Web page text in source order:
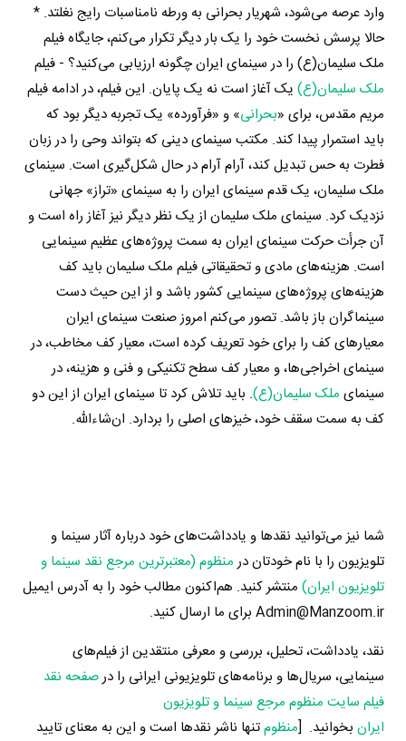
وارد عرصه می‌شود، شهریار بحرانی به ورطه نامناسبات رایج نغلتد. *
حالا پرسش نخست خود را یک بار دیگر تکرار می‌کنم، جایگاه فیلم
ملک سلیمان(ع) را در سینمای ایران چگونه ارزیابی می‌کنید؟ - فیلم
ملک سلیمان(ع) یک آغاز است نه یک پایان. این فیلم، در ادامه‌ فیلم
مریم مقدس، برای «بحرانی» و «فرآورده» یک تجربه‌ دیگر بود که
باید استمرار پیدا کند. مکتب سینمای دینی که بتواند وحی را در زبان
فطرت به حس تبدیل کند، آرام آرام در حال شکل‌گیری است. سینمای
ملک سلیمان، یک قدم سینمای ایران را به سینمای «تراز» جهانی
نزدیک کرد. سینمای ملک سلیمان از یک نظر دیگر نیز آغاز راه است و
آن جرأت حرکت سینمای ایران به سمت پروژه‌های عظیم سینمایی
است. هزینه‌های مادی و تحقیقاتی فیلم ملک سلیمان باید کف
هزینه‌های پروژه‌های سینمایی کشور باشد و از این حیث دست
سینماگران باز باشد. تصور می‌کنم امروز صنعت سینمای ایران
معیارهای کف را برای خود تعریف کرده است، معیار کف مخاطب، در
سینمای اخراجی‌ها، و معیار کف سطح تکنیکی و فنی و هزینه، در
سینمای ملک سلیمان(ع). باید تلاش کرد تا سینمای ایران از این دو
کف به سمت سقف خود، خیزهای اصلی را بردارد. ان‌شاءالله.
شما نیز می‌توانید نقدها و یادداشت‌های خود درباره آثار سینما و
تلویزیون را با نام خودتان درمنظوم (معتبرترین مرجع نقد سینما و
تلویزیون ایران) منتشر کنید. هم‌اکنون مطالب خود را به آدرس ایمیل
Admin@Manzoom.ir برای ما ارسال کنید.
نقد، یادداشت، تحلیل، بررسی و معرفی منتقدین از فیلم‌های
سینمایی، سریال‌ها و برنامه‌های تلویزیونی ایرانی را درصفحه نقد
فیلم سایت منظوم مرجع سینما و تلویزیون
ایران بخوانید. [منظومتنها ناشر نقدها است و این به معنای تایید